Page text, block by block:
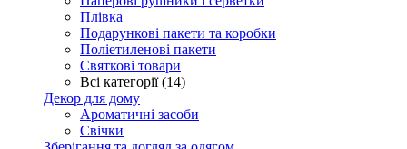
Плівка
Подарункові пакети та коробки
Поліетиленові пакети
Святкові товари
Всі категорії (14)
Декор для дому
Ароматичні засоби
Свічки